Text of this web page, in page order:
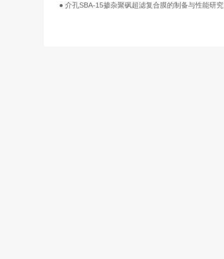
● 介孔SBA-15掺杂聚砜超滤复合膜的制备与性能研究